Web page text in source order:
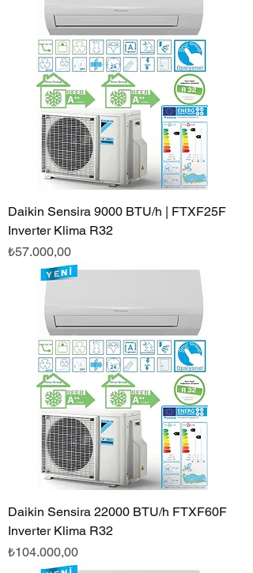
Daikin Sensira 9000 BTU/h | FTXF25F
Inverter Klima R32
Fiyat
₺57.000,00
Daikin Sensira 22000 BTU/h FTXF60F
Inverter Klima R32
Fiyat
₺104.000,00